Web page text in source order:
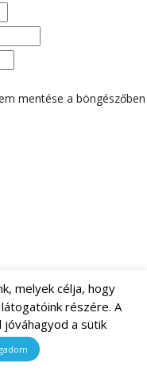
mentése a böngészőben
melyek célja, hogy
részére. A
a sütik